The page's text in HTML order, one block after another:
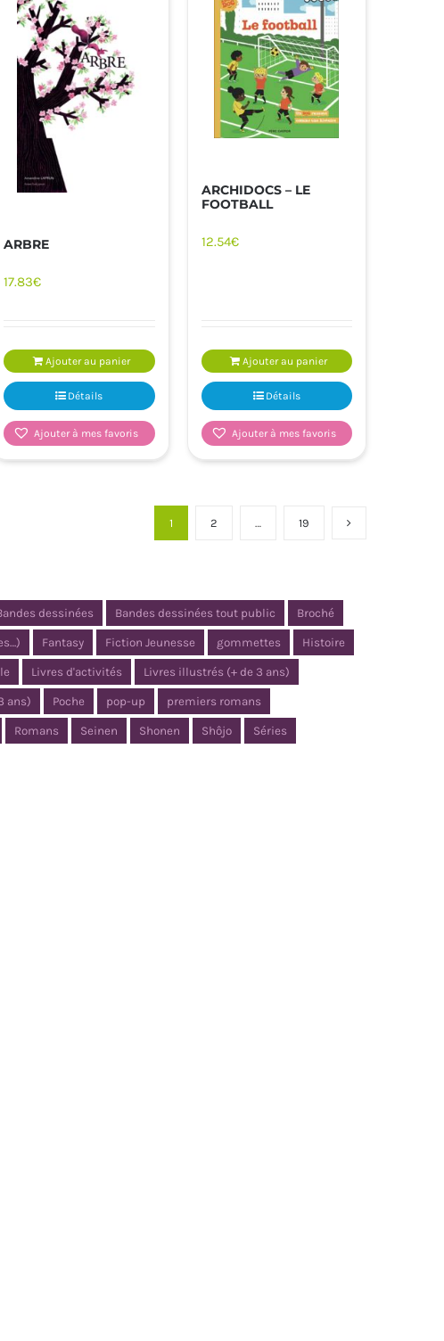
ARBRE
17.83€
Ajouter au panier
Détails
Ajouter à mes favoris
ARCHIDOCS – LE
FOOTBALL
12.54€
Ajouter au panier
Détails
Ajouter à mes favoris
1 2 … 19
dessinées Bandes dessinées tout public Broché
Fantasy Fiction Jeunesse gommettes Histoire
Livres d'activités Livres illustrés (+ de 3 ans)
ans) Poche pop-up premiers romans
Romans Seinen Shonen Shôjo Séries